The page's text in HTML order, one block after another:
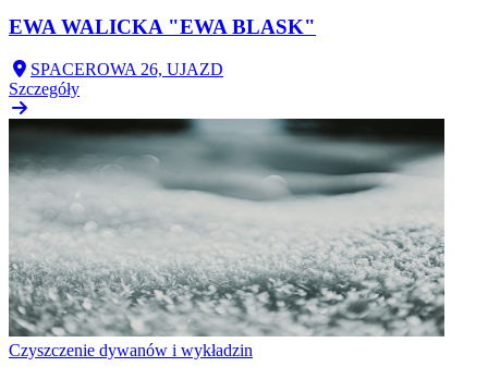
EWA WALICKA "EWA BLASK"
SPACEROWA 26, UJAZD
Szczegóły
Czyszczenie dywanów i wykładzin